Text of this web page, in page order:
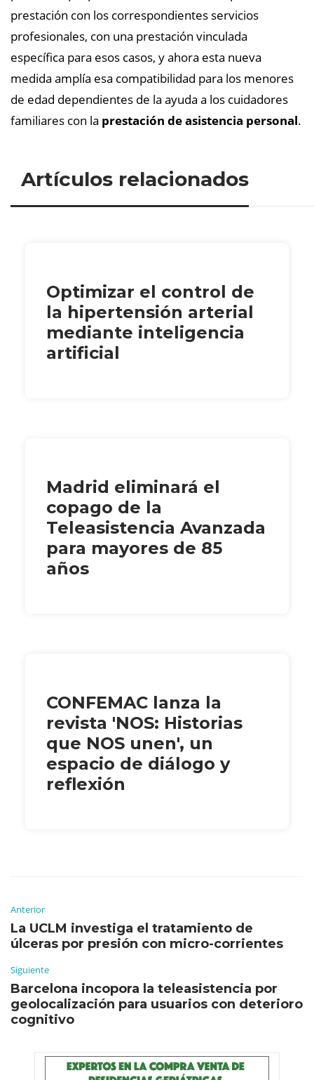
prestación con los correspondientes servicios
profesionales, con una prestación vinculada
específica para esos casos, y ahora esta nueva
medida amplía esa compatibilidad para los menores
de edad dependientes de la ayuda a los cuidadores
familiares con la prestación de asistencia personal.
Artículos relacionados
Optimizar el control de
la hipertensión arterial
mediante inteligencia
artificial
Madrid eliminará el
copago de la
Teleasistencia Avanzada
para mayores de 85
años
CONFEMAC lanza la
revista 'NOS: Historias
que NOS unen', un
espacio de diálogo y
reflexión
Anterior
La UCLM investiga el tratamiento de
úlceras por presión con micro-corrientes
Siguiente
Barcelona incopora la teleasistencia por
geolocalización para usuarios con deterioro
cognitivo